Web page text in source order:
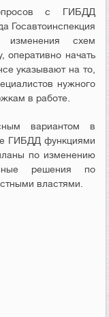
с ГИБДД
Госавтоинспекция
изменения схем
оперативно начать
указывают на то,
нужного
в работе.
вариантом в
ГИБДД функциями
по изменению
решения по
властями.